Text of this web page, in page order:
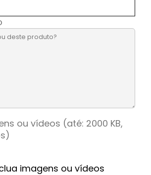
ou vídeos (até: 2000 KB,
imagens ou vídeos